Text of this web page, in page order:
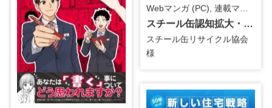
Webマンガ (PC), 連載マンガ / インフラ
スチール缶認知拡大・理解促進用_第4話_連載マンガ
スチール缶リサイクル協会
様